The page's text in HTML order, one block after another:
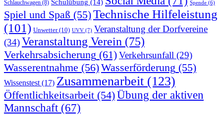
Schlauchwagen (8) Schulübung (14) Spende (6)
Spiel und Spaß (55)Technische Hilfeleistung
(101) Unwetter(10) UVV (7) Veranstaltung der Dorfvereine
(34)Veranstaltung Verein (75)
Verkehrsabsicherung (61)Verkehrsunfall (29)
Wasserentnahme (56)Wasserförderung (55)
Wissenstest(17) Zusammenarbeit (123)
Öffentlichkeitsarbeit (54)Übung der aktiven
Mannschaft(67)